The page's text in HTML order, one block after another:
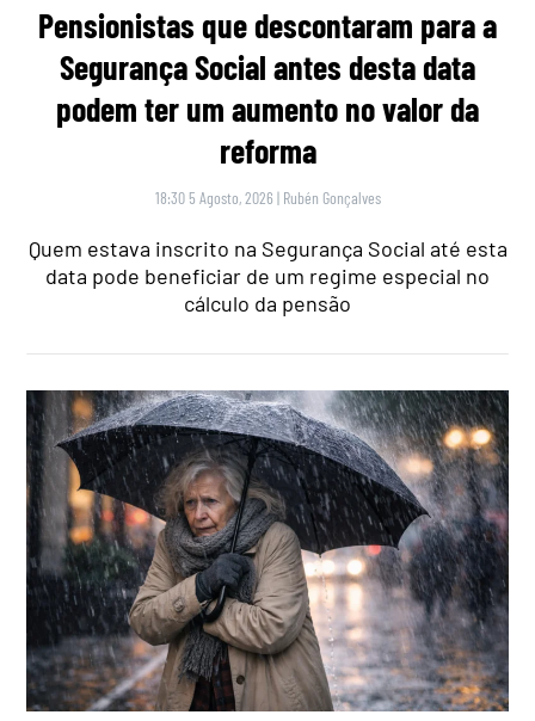
Pensionistas que descontaram para a
Segurança Social antes desta data
podem ter um aumento no valor da
reforma
18:30 5 Agosto, 2026 | Rubén Gonçalves
Quem estava inscrito na Segurança Social até esta
data pode beneficiar de um regime especial no
cálculo da pensão